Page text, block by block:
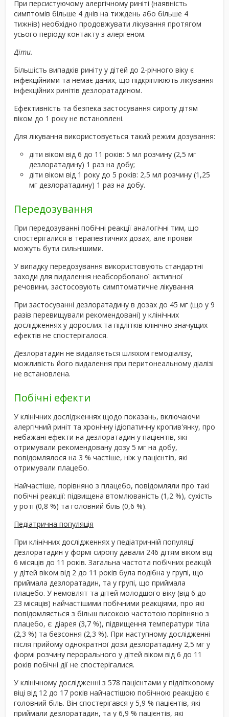
При персистуючому алергічному риніті (наявність
симптомів більше 4 днів на тиждень або більше 4
тижнів) необхідно продовжувати лікування протягом
усього періоду контакту з алергеном.
Діти.
Більшість випадків риніту у дітей до 2-річного віку є
інфекційними та немає даних, що підкріплюють лікування
інфекційних ринітів дезлоратадином.
Ефективність та безпека застосування сиропу дітям
віком до 1 року не встановлені.
Для лікування використовується такий режим дозування:
діти віком від 6 до 11 років: 5 мл розчину (2,5 мг
дезлоратадину) 1 раз на добу;
діти віком від 1 року до 5 років: 2,5 мл розчину (1,25
мг дезлоратадину) 1 раз на добу.
Передозування
При передозуванні побічні реакції аналогічні тим, що
спостерігалися в терапевтичних дозах, але прояви
можуть бути сильнішими.
У випадку передозування використовують стандартні
заходи для видалення неабсорбованої активної
речовини, застосовують симптоматичне лікування.
При застосуванні дезлоратадину в дозах до 45 мг (що у 9
разів перевищували рекомендовані) у клінічних
дослідженнях у дорослих та підлітків клінічно значущих
ефектів не спостерігалося.
Дезлоратадин не видаляється шляхом гемодіалізу,
можливість його видалення при перитонеальному діалізі
не встановлена.
Побічні ефекти
У клінічних дослідженнях щодо показань, включаючи
алергічний риніт та хронічну ідіопатичну кропив'янку, про
небажані ефекти на дезлоратадин у пацієнтів, які
отримували рекомендовану дозу 5 мг на добу,
повідомлялося на 3 % частіше, ніж у пацієнтів, які
отримували плацебо.
Найчастіше, порівняно з плацебо, повідомляли про такі
побічні реакції: підвищена втомлюваність (1,2 %), сухість
у роті (0,8 %) та головний біль (0,6 %).
Педіатрична популяція
При клінічних дослідженнях у педіатричній популяції
дезлоратадин у формі сиропу давали 246 дітям віком від
6 місяців до 11 років. Загальна частота побічних реакцій
у дітей віком від 2 до 11 років була подібна у групі, що
приймала дезлоратадин, та у групі, що приймала
плацебо. У немовлят та дітей молодшого віку (від 6 до
23 місяців) найчастішими побічними реакціями, про які
повідомляється з більш високою частотою порівняно з
плацебо, є: діарея (3,7 %), підвищення температури тіла
(2,3 %) та безсоння (2,3 %). При наступному дослідженні
після прийому однократної дози дезлоратадину 2,5 мг у
формі розчину перорального у дітей віком від 6 до 11
років побічні дії не спостерігалися.
У клінічному дослідженні з 578 пацієнтами у підлітковому
віці від 12 до 17 років найчастішою побічною реакцією є
головний біль. Він спостерігався у 5,9 % пацієнтів, які
приймали дезлоратадин, та у 6,9 % пацієнтів, які